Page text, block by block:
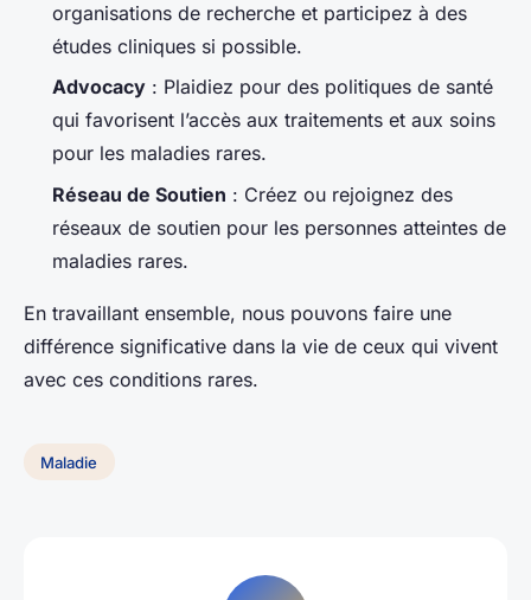
organisations de recherche et participez à des
études cliniques si possible.
Advocacy : Plaidiez pour des politiques de santé
qui favorisent l’accès aux traitements et aux soins
pour les maladies rares.
Réseau de Soutien : Créez ou rejoignez des
réseaux de soutien pour les personnes atteintes de
maladies rares.
En travaillant ensemble, nous pouvons faire une
différence significative dans la vie de ceux qui vivent
avec ces conditions rares.
Maladie